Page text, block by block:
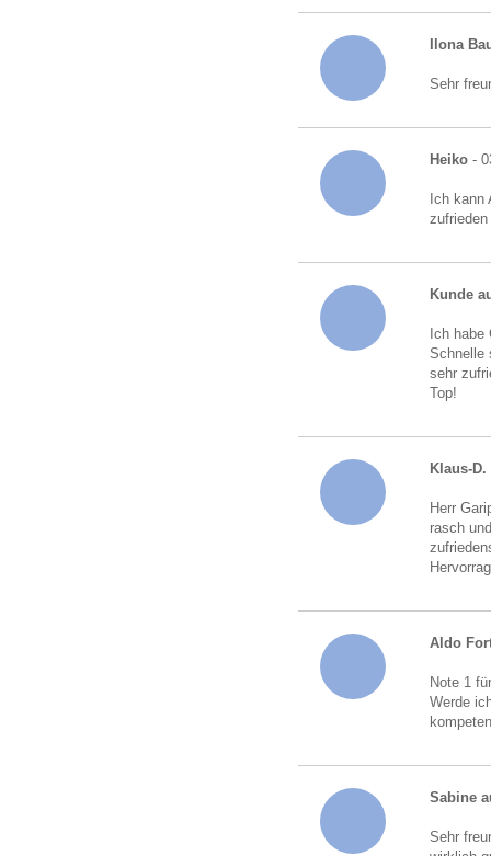
Ilona
Sehr
Heiko -
Ich
Kunde
Ich
Schnelle
sehr
Top!
Klaus-D.
Herr
rasch
Aldo
Note 1
Werde
Sabine
Sehr